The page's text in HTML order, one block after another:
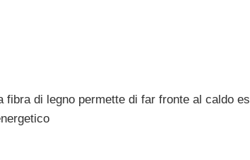
di legno permette di far fronte al caldo